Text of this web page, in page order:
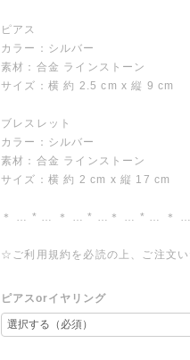
ピアス
カラー：シルバー
素材：合金 ラインストーン
サイズ：横 約 2.5 cm x 縦 9 cm
ブレスレット
カラー：シルバー
素材：合金 ラインストーン
サイズ：横 約 2 cm x 縦 17 cm
＊ … * … ＊ … * …＊ … * … ＊
☆ご利用規約を必読の上、ご注文い
ピアスorイヤリング